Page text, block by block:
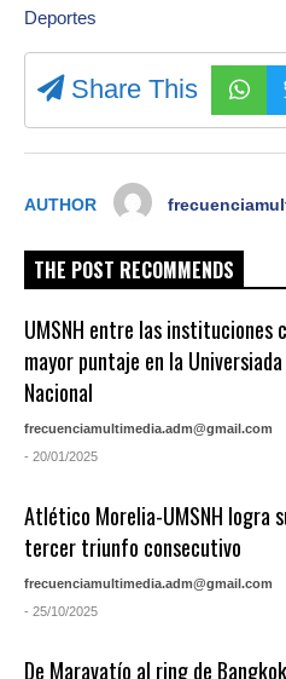
Deportes
Share This
AUTHOR
THE POST RECOMMENDS
UMSNH entre las instituciones
mayor puntaje en la Universiada
Nacional
frecuenciamultimedia.adm@gmail.com
- 20/01/2025
Atlético Morelia-UMSNH logra
tercer triunfo consecutivo
frecuenciamultimedia.adm@gmail.com
- 25/10/2025
De Maravatío al ring de